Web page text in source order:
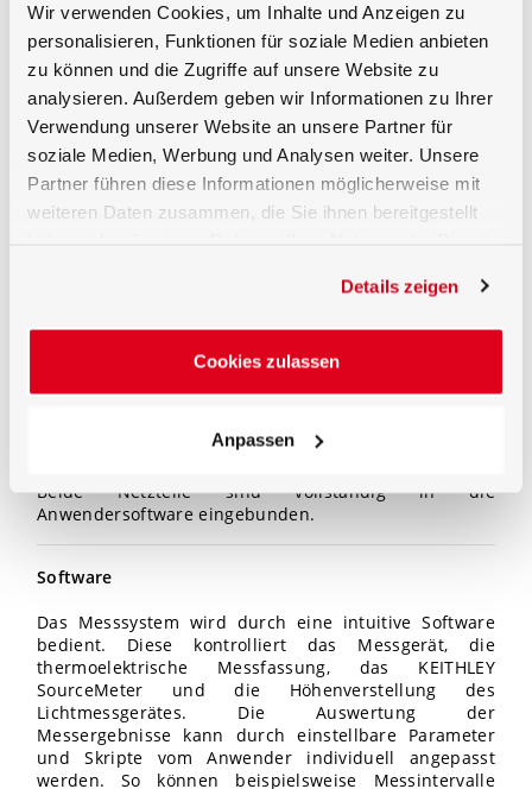
Wir verwenden Cookies, um Inhalte und Anzeigen zu
personalisieren, Funktionen für soziale Medien anbieten
zu können und die Zugriffe auf unsere Website zu
analysieren. Außerdem geben wir Informationen zu Ihrer
Verwendung unserer Website an unsere Partner für
soziale Medien, Werbung und Analysen weiter. Unsere
Partner führen diese Informationen möglicherweise mit
weiteren Daten zusammen, die Sie ihnen bereitgestellt
Details zeigen
Cookies zulassen
Anpassen
der Stromversorgung und der Spannungsmessung der
Test-LED durch vierpolige Kontakte. Die Anbindung an
die Wärmesenke erfolgt durch entsprechende Metall-
Adapter abgestimmt auf die jeweilige LED. Die LEDA-7-
TEC LED-Messfassung ist vollständig ferngesteuert.
Versorgungs- und Messelektronik
Für die elektrische Versorgung der Test-LEDs im Puls-
Diese ermöglichen durch ihre Funktion als
Messgrößen gemäß DIN
5032-9, LM-79-08 und
S025. Für den Pulsbetrieb sind das Lichtmessgerät
durch eine extra Triggerleitung fest verbunden. Die
getrennten Leistungen ausgeführt. Der Betrieb der
Beide Netzteile sind vollständig in die
Anwendersoftware eingebunden.
Software
Das Messsystem wird durch eine intuitive Software
bedient. Diese kontrolliert das Messgerät, die
thermoelektrische Messfassung, das KEITHLEY
SourceMeter und die Höhenverstellung des
Lichtmessgerätes. Die Auswertung der
Messergebnisse kann durch einstellbare Parameter
und Skripte vom Anwender individuell angepasst
werden. So können beispielsweise Messintervalle